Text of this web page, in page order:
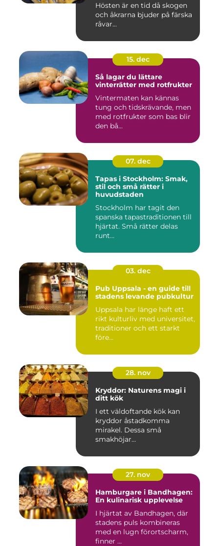
Hösten är en tid då skogen
och åkrarna bjuder på färska
råvar...
15. dec
Så lagar du lättare
vinterrätter med rotfrukter
Vintermaten kan kännas
tung och tidskrävande, men
med rotfrukter som bas blir
den bå...
07. dec
Tapas i Stockholm: Smak,
stil och små rätter i
huvudstaden
Stockholm har tagit den
spanska tapastraditionen till
hjärtat. Små rätter delas
runt...
03. dec
Pub Uppsala - en guide till
stadens levande pubkultur
Uppsala har länge haft ett
rikt kulturliv med universitet,
traditioner och ett starkt
före...
28. nov
Kryddor: Naturens magi i
ditt kök
I ett väldoftande kök kan
kryddor åstadkomma
mirakel. Dessa små
smakhöjar...
27. nov
Hamburgare i Bandhagen:
En kulinarisk upplevelse
I hjärtat av Bandhagen, där
stadens puls kombineras
med en lugn förortscharm,
finner ...